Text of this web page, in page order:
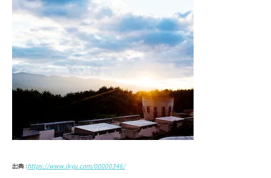
出典 :https://www.ikyu.com/00000346/